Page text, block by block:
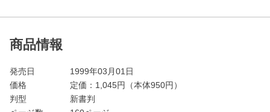
商品情報
発売日
1999年03月01日
価格
定価： 1,045円（本体950円）
判型
新書判